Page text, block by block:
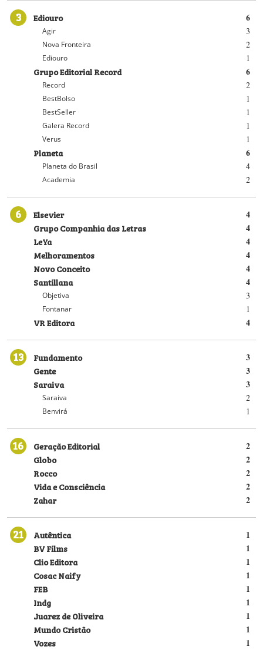
3 6
Ediouro
3
Agir
2
Nova Fronteira
1
Ediouro
6
Grupo Editorial Record
2
Record
1
BestBolso
1
BestSeller
1
Galera Record
1
Verus
6
Planeta
4
Planeta do Brasil
2
Academia
6 4
Elsevier
4
Grupo Companhia das Letras
4
LeYa
4
Melhoramentos
4
Novo Conceito
4
Santillana
3
Objetiva
1
Fontanar
4
VR Editora
13 3
Fundamento
3
Gente
3
Saraiva
2
Saraiva
1
Benvirá
16 2
Geração Editorial
2
Globo
2
Rocco
2
Vida e Consciência
2
Zahar
21 1
Autêntica
1
BV Films
1
Clio Editora
1
Cosac Naify
1
FEB
1
Indg
1
Juarez de Oliveira
1
Mundo Cristão
1
Vozes